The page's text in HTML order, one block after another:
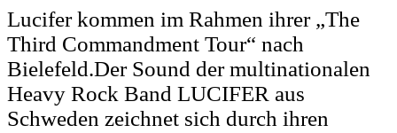
Lucifer kommen im Rahmen ihrer „The
Third Commandment Tour“ nach
Bielefeld.Der Sound der multinationalen
Heavy Rock Band LUCIFER aus
Schweden zeichnet sich durch ihren